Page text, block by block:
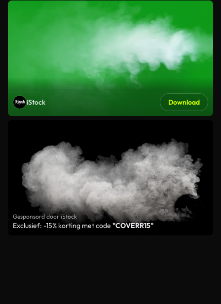
iStock Download
Gesponsord door iStock
Exclusief: -15% korting met code "COVERR15"